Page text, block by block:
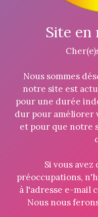
Site en
Nous sommes
notre site est
pour une durée
dur pour améliorer
et pour que notre
Si vous
préoccupations,
à l'adresse e-mail
Nous nous